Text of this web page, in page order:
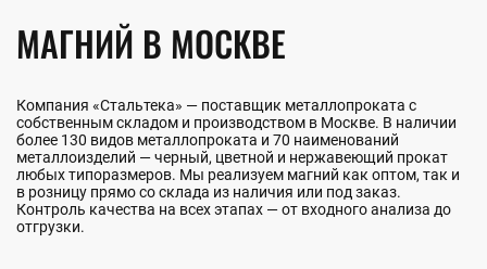
МАГНИЙ В МОСКВЕ
Компания «Стальтека» — поставщик металлопроката с
собственным складом и производством в Москве. В наличии
более 130 видов металлопроката и 70 наименований
металлоизделий — черный, цветной и нержавеющий прокат
любых типоразмеров. Мы реализуем магний как оптом, так и
в розницу прямо со склада из наличия или под заказ.
Контроль качества на всех этапах — от входного анализа до
отгрузки.